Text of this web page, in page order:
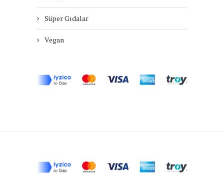
Süper Gıdalar
Vegan